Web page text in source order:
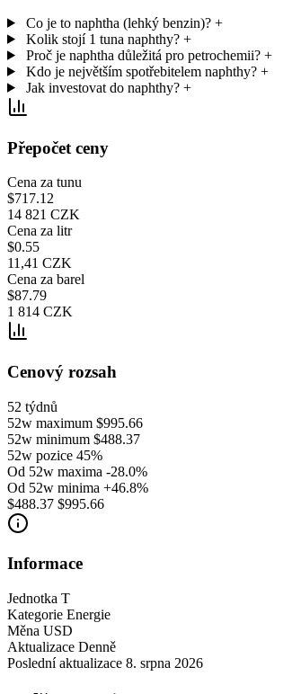
Co je to naphtha (lehký benzin)? +
Kolik stojí 1 tuna naphthy? +
Proč je naphtha důležitá pro petrochemii? +
Kdo je největším spotřebitelem naphthy? +
Jak investovat do naphthy? +
Přepočet ceny
Cena za tunu
$717.12
14 821 CZK
Cena za litr
$0.55
11,41 CZK
Cena za barel
$87.79
1 814 CZK
Cenový rozsah
52 týdnů
52w maximum $995.66
52w minimum $488.37
52w pozice 45%
Od 52w maxima -28.0%
Od 52w minima +46.8%
$488.37 $995.66
Informace
Jednotka T
Kategorie Energie
Měna USD
Aktualizace Denně
Poslední aktualizace 8. srpna 2026